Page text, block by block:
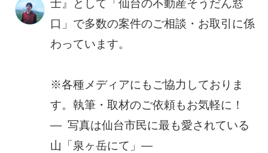
士』として「仙台の不動産そうだん窓
口」で多数の案件のご相談・お取引に係
わっています。
※各種メディアにもご協力しておりま
す。執筆・取材のご依頼もお気軽に！
― 写真は仙台市民に最も愛されている
山「泉ヶ岳にて」―